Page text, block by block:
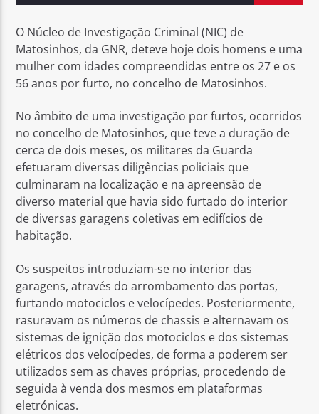
Rádio No ar
O Núcleo de Investigação Criminal (NIC) de
Matosinhos, da GNR, deteve hoje dois homens e uma
mulher com idades compreendidas entre os 27 e os
56 anos por furto, no concelho de Matosinhos.
No âmbito de uma investigação por furtos, ocorridos
no concelho de Matosinhos, que teve a duração de
cerca de dois meses, os militares da Guarda
efetuaram diversas diligências policiais que
culminaram na localização e na apreensão de
diverso material que havia sido furtado do interior
de diversas garagens coletivas em edifícios de
habitação.
Os suspeitos introduziam-se no interior das
garagens, através do arrombamento das portas,
furtando motociclos e velocípedes. Posteriormente,
rasuravam os números de chassis e alternavam os
sistemas de ignição dos motociclos e dos sistemas
elétricos dos velocípedes, de forma a poderem ser
utilizados sem as chaves próprias, procedendo de
seguida à venda dos mesmos em plataformas
eletrónicas.